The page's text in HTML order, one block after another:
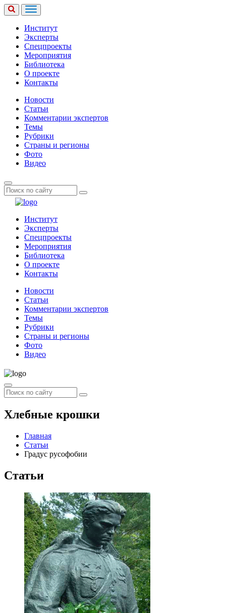
Институт
Эксперты
Спецпроекты
Мероприятия
Библиотека
О проекте
Контакты
Новости
Статьи
Комментарии экспертов
Темы
Рубрики
Страны и регионы
Фото
Видео
Институт
Эксперты
Спецпроекты
Мероприятия
Библиотека
О проекте
Контакты
Новости
Статьи
Комментарии экспертов
Темы
Рубрики
Страны и регионы
Фото
Видео
Хлебные крошки
Главная
Статьи
Градус русофобии
Статьи